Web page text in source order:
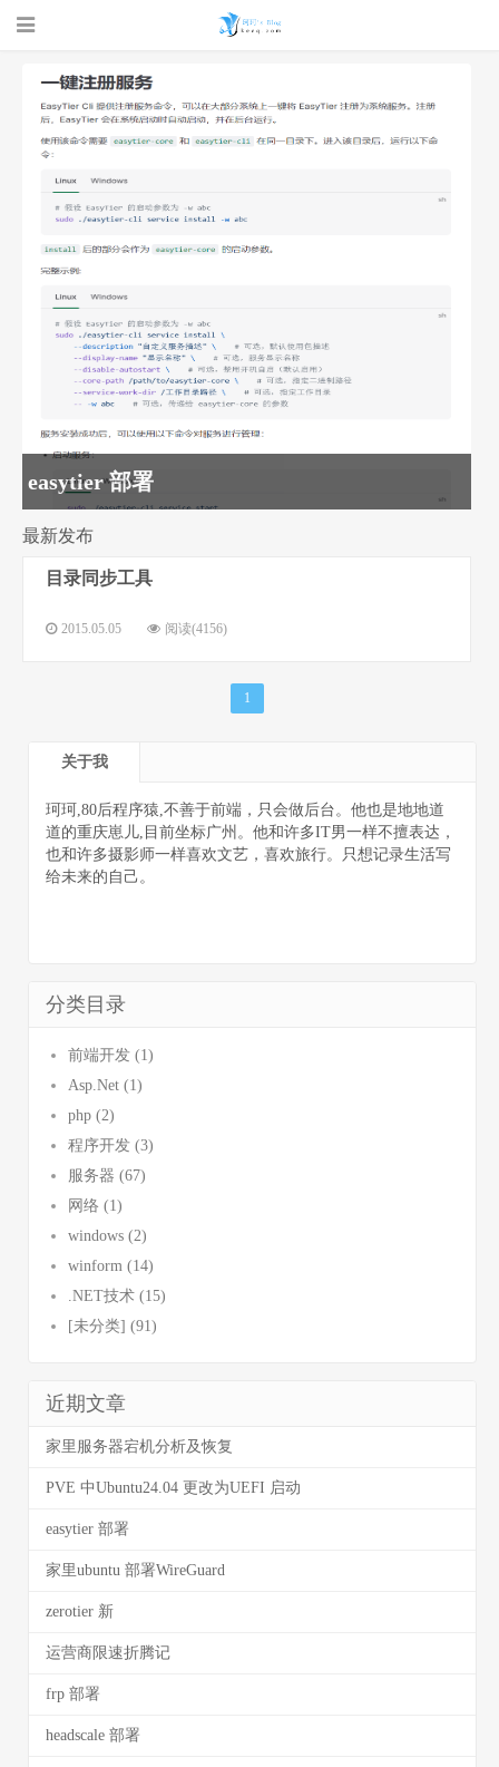
珂珂的个人
博客 - 一个
程序猿的个
人网站
easytier 部署
最新发布
目录同步工具
2015.05.05 阅读(4156)
1
关于我
珂珂,80后程序猿,不善于前端，只会做后台。他也是地地道
道的重庆崽儿,目前坐标广州。他和许多IT男一样不擅表达，
也和许多摄影师一样喜欢文艺，喜欢旅行。只想记录生活写
给未来的自己。
分类目录
前端开发 (1)
Asp.Net (1)
php (2)
程序开发 (3)
服务器 (67)
网络 (1)
windows (2)
winform (14)
.NET技术 (15)
[未分类] (91)
近期文章
家里服务器宕机分析及恢复
PVE 中Ubuntu24.04 更改为UEFI 启动
easytier 部署
家里ubuntu 部署WireGuard
zerotier 新
运营商限速折腾记
frp 部署
headscale 部署